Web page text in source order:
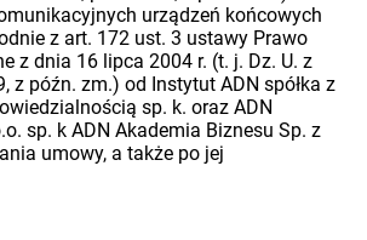
urządzeń końcowych
z art. 172 ust. 3 ustawy Prawo
z dnia 16 lipca 2004 r. (t. j. Dz. U. z
z późn. zm.) od Instytut ADN spółka z
sp. k. oraz ADN
sp. k ADN Akademia Biznesu Sp. z
umowy, a także po jej